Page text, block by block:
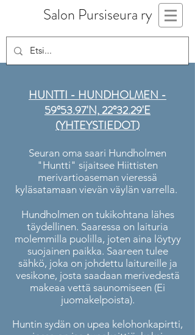
Salon Pursiseura ry
HUNTTI - HUNDHOLMEN -
59°53.97'N,22°32.29'E
(YHTEYSTIEDOT)
Seuran oma saari Hundholmen
"Huntti" sijaitsee Hiittisten
merivartioaseman vieressä
kyläsatamaan vievän väylän varrella.
Hundholmen on tukikohtana lähes
täydellinen. Saaressa on laituria
molemmilla puolilla, joten aina löytyy
suojainen paikka. Saareen tulee
sähkö, joka on johdettu laitureille ja
vesikone, josta saadaan merivedestä
makeaa vettä saunomiseen (Ei
juomakelpoista).
Huntin sydän on upea kelohonkapirtti,